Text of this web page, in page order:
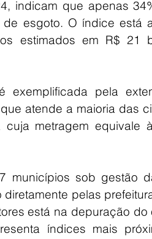
indicam que apenas
esgoto. O índice está
estimados em R$ 21
exemplificada pela
atende a maioria das
metragem equivale
municípios sob gestão
pelas
está na depuração do
índices mais